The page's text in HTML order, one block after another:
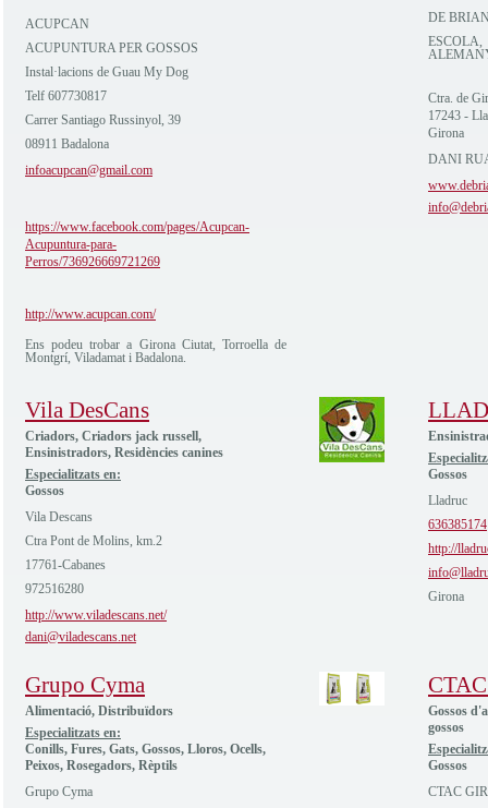
ACUPCAN
ACUPUNTURA PER GOSSOS
Instal·lacions de Guau My Dog
Telf 607730817
Carrer Santiago Russinyol, 39
08911 Badalona
infoacupcan@gmail.com
https://www.facebook.com/pages/Acupcan-
Acupuntura-para-
Perros/736926669721269
http://www.acupcan.com/
Ens podeu trobar a Girona Ciutat, Torroella de
Montgrí, Viladamat i Badalona.
DE
Ctra. de
17243 -
Girona
DANI
Vila DesCans
Criadors, Criadors jack russell,
Ensinistradors, Residències canines
Especialitzats en:
Gossos
Vila Descans
Ctra Pont de Molins, km.2
17761-Cabanes
972516280
http://www.viladescans.net/
dani@viladescans.net
Gossos
Lladruc
636385174
http://
Girona
Grupo Cyma
Alimentació, Distribuïdors
Especialitzats en:
Conills, Fures, Gats, Gossos, Lloros, Ocells,
Peixos, Rosegadors, Rèptils
Grupo Cyma
Gossos
gossos
Gossos
CTAC